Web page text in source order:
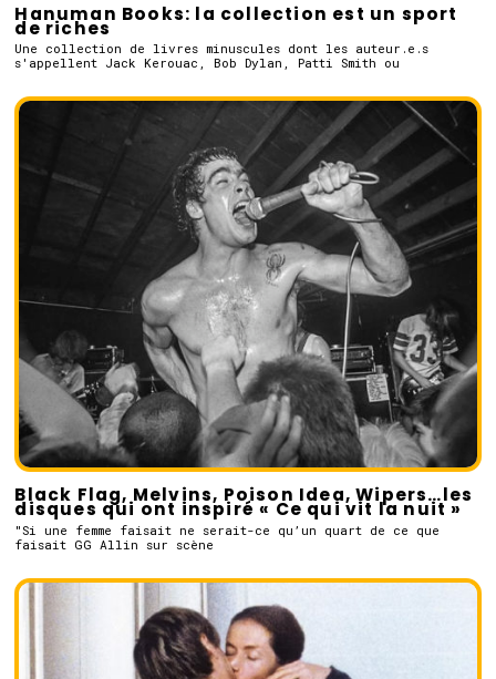
Hanuman Books: la collection est un sport
de riches
Une collection de livres minuscules dont les auteur.e.s
s'appellent Jack Kerouac, Bob Dylan, Patti Smith ou
Black Flag, Melvins, Poison Idea, Wipers…les
disques qui ont inspiré « Ce qui vit la nuit »
"Si une femme faisait ne serait-ce qu’un quart de ce que
faisait GG Allin sur scène